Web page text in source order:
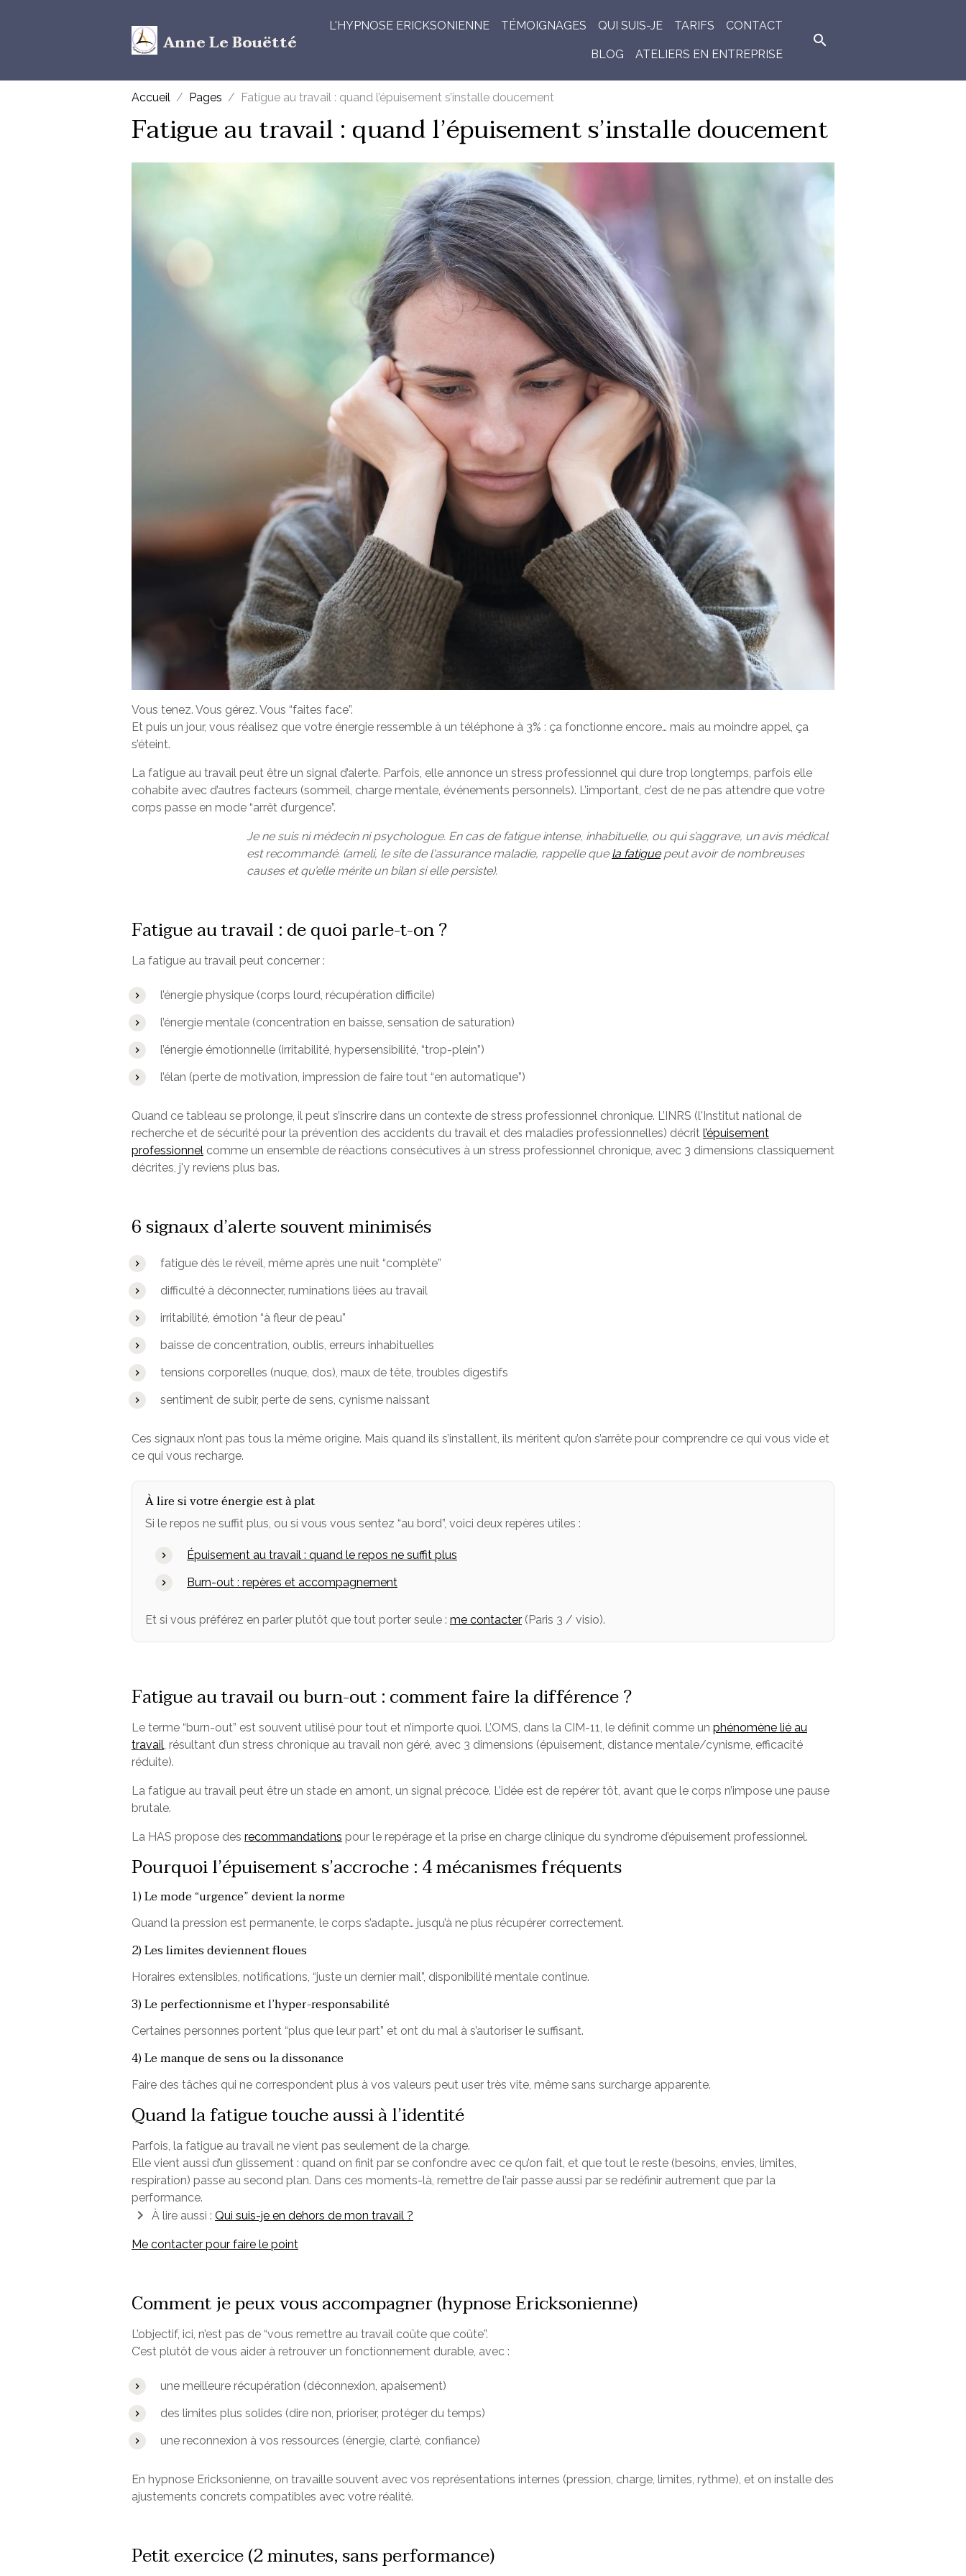
Anne Le Bouëtté
L'HYPNOSE ERICKSONIENNE TÉMOIGNAGES QUI SUIS-JE TARIFS CONTACT
BLOG ATELIERS EN ENTREPRISE
Accueil Pages Fatigue au travail : quand l’épuisement s’installe doucement
Fatigue au travail : quand l’épuisement s’installe doucement
Vous tenez. Vous gérez. Vous “faites face”.
Et puis un jour, vous réalisez que votre énergie ressemble à un téléphone à 3% : ça fonctionne encore… mais au moindre appel, ça
s’éteint.
La fatigue au travail peut être un signal d’alerte. Parfois, elle annonce un stress professionnel qui dure trop longtemps, parfois elle
cohabite avec d’autres facteurs (sommeil, charge mentale, événements personnels). L’important, c’est de ne pas attendre que votre
corps passe en mode “arrêt d’urgence”.
Je ne suis ni médecin ni psychologue. En cas de fatigue intense, inhabituelle, ou qui s’aggrave, un avis médical
est recommandé. (ameli, le site de l'assurance maladie, rappelle que la fatiguepeut avoir de nombreuses
causes et qu’elle mérite un bilan si elle persiste).
Fatigue au travail : de quoi parle-t-on ?
La fatigue au travail peut concerner :
l’énergie physique (corps lourd, récupération difficile)
l’énergie mentale (concentration en baisse, sensation de saturation)
l’énergie émotionnelle (irritabilité, hypersensibilité, “trop-plein”)
l’élan (perte de motivation, impression de faire tout “en automatique”)
Quand ce tableau se prolonge, il peut s’inscrire dans un contexte de stress professionnel chronique. L’INRS (l'Institut national de
recherche et de sécurité pour la prévention des accidents du travail et des maladies professionnelles) décrit l’épuisement
professionnel comme un ensemble de réactions consécutives à un stress professionnel chronique, avec 3 dimensions classiquement
décrites, j'y reviens plus bas.
6 signaux d’alerte souvent minimisés
fatigue dès le réveil, même après une nuit “complète”
difficulté à déconnecter, ruminations liées au travail
irritabilité, émotion “à fleur de peau”
baisse de concentration, oublis, erreurs inhabituelles
tensions corporelles (nuque, dos), maux de tête, troubles digestifs
sentiment de subir, perte de sens, cynisme naissant
Ces signaux n’ont pas tous la même origine. Mais quand ils s’installent, ils méritent qu’on s’arrête pour comprendre ce qui vous vide et
ce qui vous recharge.
À lire si votre énergie est à plat
Si le repos ne suffit plus, ou si vous vous sentez “au bord”, voici deux repères utiles :
Épuisement au travail : quand le repos ne suffit plus
Burn-out : repères et accompagnement
Et si vous préférez en parler plutôt que tout porter seule : me contacter (Paris 3 / visio).
Fatigue au travail ou burn-out : comment faire la différence ?
Le terme “burn-out” est souvent utilisé pour tout et n’importe quoi. L’OMS, dans la CIM-11, le définit comme un phénomène lié au
travail , résultant d’un stress chronique au travail non géré, avec 3 dimensions (épuisement, distance mentale/cynisme, efficacité
réduite).
La fatigue au travail peut être un stade en amont, un signal précoce. L’idée est de repérer tôt, avant que le corps n’impose une pause
brutale.
La HAS propose des recommandations pour le repérage et la prise en charge clinique du syndrome d’épuisement professionnel.
Pourquoi l’épuisement s’accroche : 4 mécanismes fréquents
1) Le mode “urgence” devient la norme
Quand la pression est permanente, le corps s’adapte… jusqu’à ne plus récupérer correctement.
2) Les limites deviennent floues
Horaires extensibles, notifications, “juste un dernier mail”, disponibilité mentale continue.
3) Le perfectionnisme et l’hyper-responsabilité
Certaines personnes portent “plus que leur part” et ont du mal à s’autoriser le suffisant.
4) Le manque de sens ou la dissonance
Faire des tâches qui ne correspondent plus à vos valeurs peut user très vite, même sans surcharge apparente.
Quand la fatigue touche aussi à l’identité
Parfois, la fatigue au travail ne vient pas seulement de la charge.
Elle vient aussi d’un glissement : quand on finit par se confondre avec ce qu’on fait, et que tout le reste (besoins, envies, limites,
respiration) passe au second plan. Dans ces moments-là, remettre de l’air passe aussi par se redéfinir autrement que par la
performance.
À lire aussi : Qui suis-je en dehors de mon travail ?
Me contacter pour faire le point
Comment je peux vous accompagner (hypnose Ericksonienne)
L’objectif, ici, n’est pas de “vous remettre au travail coûte que coûte”.
C’est plutôt de vous aider à retrouver un fonctionnement durable, avec :
une meilleure récupération (déconnexion, apaisement)
des limites plus solides (dire non, prioriser, protéger du temps)
une reconnexion à vos ressources (énergie, clarté, confiance)
En hypnose Ericksonienne, on travaille souvent avec vos représentations internes (pression, charge, limites, rythme), et on installe des
ajustements concrets compatibles avec votre réalité.
Petit exercice (2 minutes, sans performance)